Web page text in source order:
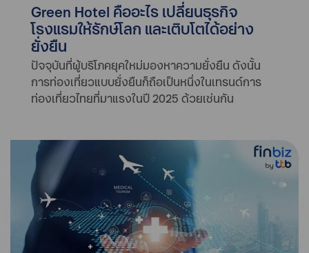
Green Hotel คืออะไร เปลี่ยนธุรกิจ
โรงแรมให้รักษ์โลก และเติบโตได้อย่าง
ยั่งยืน
ปัจจุบันที่ผู้บริโภคยุคใหม่มองหาความยั่งยืน ดังนั้น
การท่องเที่ยวแบบยั่งยืนก็ถือเป็นหนึ่งในเทรนด์การ
ท่องเที่ยวไทยที่มาแรงในปี 2025 ด้วยเช่นกัน